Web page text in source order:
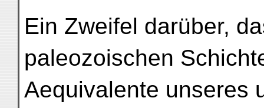
Ein Zweifel darüber,
paleozoischen
Aequivalente unseres